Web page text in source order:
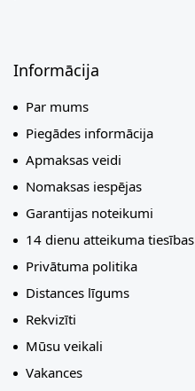
Informācija
Par mums
Piegādes informācija
Apmaksas veidi
Nomaksas iespējas
Garantijas noteikumi
14 dienu atteikuma tiesības
Privātuma politika
Distances līgums
Rekvizīti
Mūsu veikali
Vakances